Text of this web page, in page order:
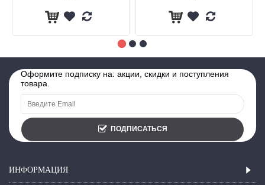
Оформите подписку на: акции, скидки и поступления
товара.
ПОДПИСАТЬСЯ
ИНФОРМАЦИЯ